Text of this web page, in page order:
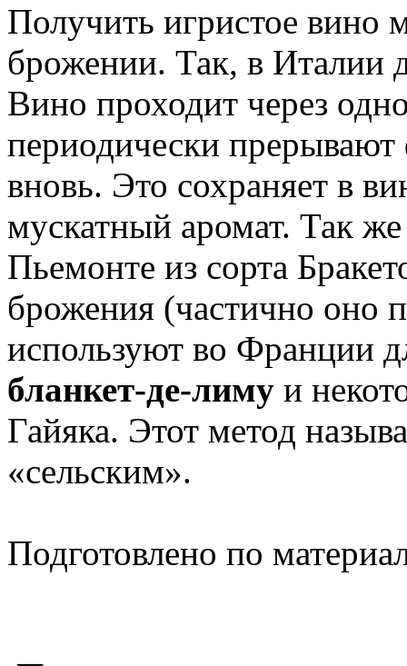
Получить игристое
брожении. Так, в Италии
Вино проходит через
периодически
вновь. Это сохраняет в
мускатный аромат. Так
Пьемонте из сорта
брожения (частично оно
используют во Франции
бланкет-де-лиму и
Гайяка. Этот метод
«сельским».
Подготовлено по